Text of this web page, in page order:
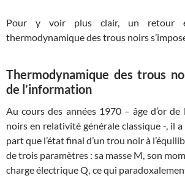
Pour y voir plus clair, un retour
thermodynamique des trous noirs
Thermodynamique des trous
de l’information
Au cours des années 1970 – âge d’or
noirs en relativité générale classique -, il
part que l’état final d’un trou noir à
de trois paramètres : sa masse M, son
charge électrique Q, ce qui